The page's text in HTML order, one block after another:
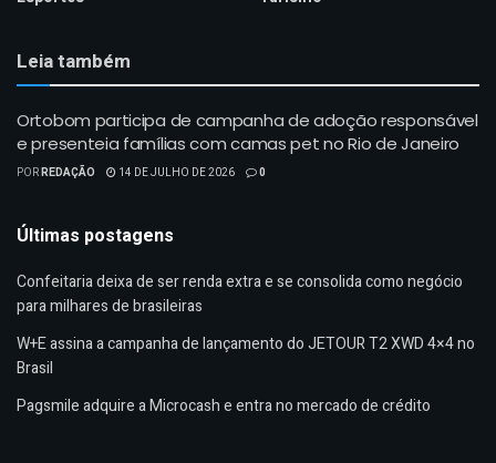
Leia também
Ortobom participa de campanha de adoção responsável
e presenteia famílias com camas pet no Rio de Janeiro
PORREDAÇÃO 14 DE JULHO DE 2026 0
Últimas postagens
Confeitaria deixa de ser renda extra e se consolida como negócio
para milhares de brasileiras
W+E assina a campanha de lançamento do JETOUR T2 XWD 4×4 no
Brasil
Pagsmile adquire a Microcash e entra no mercado de crédito